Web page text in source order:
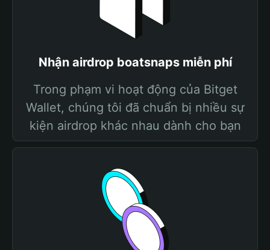
Nhận airdrop boatsnaps miễn phí
Trong phạm vi hoạt động của Bitget
Wallet, chúng tôi đã chuẩn bị nhiều sự
kiện airdrop khác nhau dành cho bạn